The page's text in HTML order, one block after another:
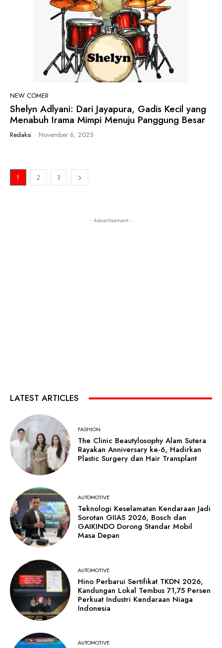
NEW COMER
Shelyn Adlyani: Dari Jayapura, Gadis Kecil yang
Menabuh Irama Mimpi Menuju Panggung Besar
Redaksi - November 6, 2025
1 2 3
- Advertisement -
LATEST ARTICLES
FASHION
The Clinic Beautylosophy Alam Sutera
Rayakan Anniversary ke-6, Hadirkan
Plastic Surgery dan Hair Transplant
AUTOMOTIVE
Teknologi Keselamatan Kendaraan Jadi
Sorotan GIIAS 2026, Bosch dan
GAIKINDO Dorong Standar Mobil
Masa Depan
AUTOMOTIVE
Hino Perbarui Sertifikat TKDN 2026,
Kandungan Lokal Tembus 71,75 Persen
Perkuat Industri Kendaraan Niaga
Indonesia
AUTOMOTIVE